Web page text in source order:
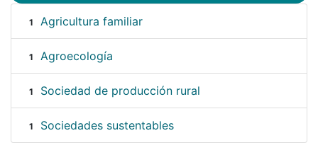
1 Agricultura familiar
1 Agroecología
1 Sociedad de producción rural
1 Sociedades sustentables